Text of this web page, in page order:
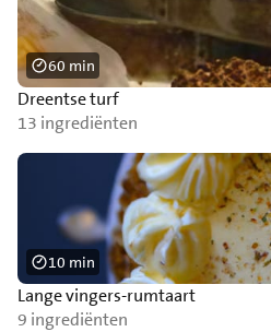
Dreentse turf
13 ingrediënten
60 min
Lange vingers-rumtaart
9 ingrediënten
10 min